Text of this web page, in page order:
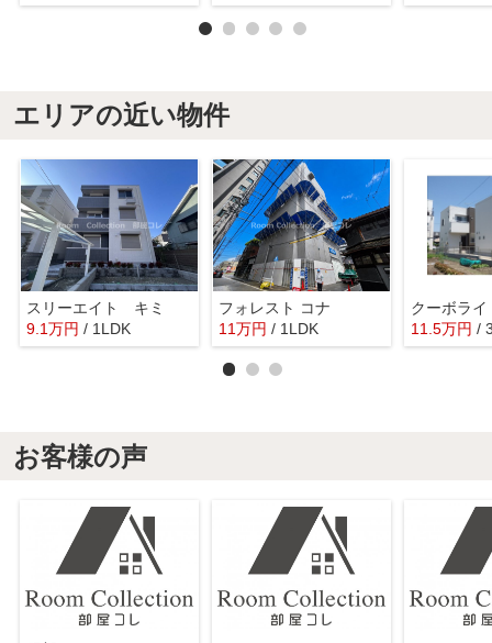
エリアの近い物件
スリーエイト キミ
9.1万円 / 1LDK
フォレスト コナ
11万円 / 1LDK
クーボライ
11.5万円 /
お客様の声